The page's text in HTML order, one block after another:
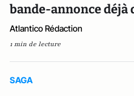
bande-annonce déjà
Atlantico Rédaction
1 min de lecture
SAGA